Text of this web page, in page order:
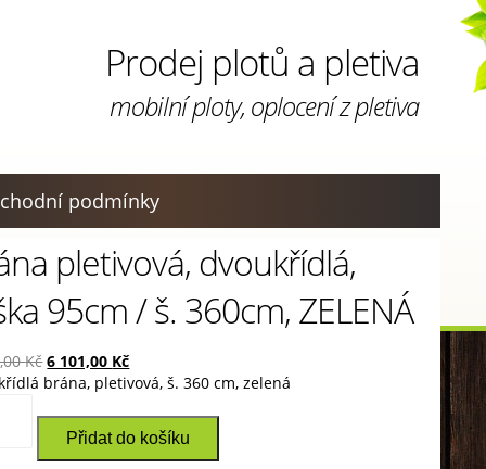
Prodej plotů a pletiva
mobilní ploty, oplocení z pletiva
podmínky
pletivová, dvoukřídlá,
95cm / š. 360cm, ZELENÁ
KčOriginal
price
7
442,00 Kč.
6 101,00 KčCurrent
price
6
101,00 Kč.
brána, pletivová, š. 360 cm, zelená
Přidat do košíku